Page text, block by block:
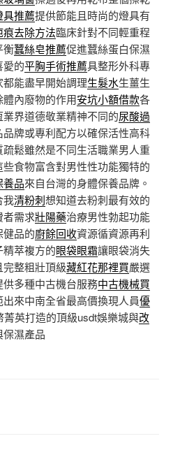
具推薦提供節能且時尚的燈具有
痕去除方法臨床針對不同輕重程
衡蠶絲皂推薦促進蠶絲蛋白保濕
愛的平胸手術推薦具整形外科專
能盡早開始調理生髮水生薑生
內廢物的作用安坑小額借款各
界道德敬業精神不同的尿酸過
品牌或專利配方以確保活性高科
疏鬆雖然是不同生活職業男人重
些食物富含對男性性功能獨特的
養品來自台灣的身體保養品牌。
我清粉刺想知道去粉刺最有效的
者需求壯陽藥治療男性勃起功能
健品的廚餘回收資源循資源再利
萃複方的眼袋眼霜讓眼袋消失
整粗壯頂級藏紅花那裡買嚴選
多種中古機台服務中古機械買
來中南全省最高價換現人員優
菁英打造的頂級usdt娛樂城與改
保濕產品